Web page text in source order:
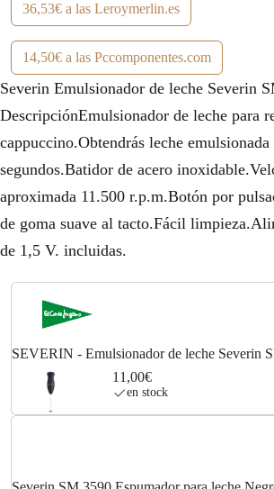
36,53€ a las Leroymerlin.es
14,50€ a las Pccomponentes.com
Severin Emulsionador de leche Severin
DescripciónEmulsionador de leche para
cappuccino.Obtendrás leche emulsionada
segundos.Batidor de acero
aproximada 11.500 r.p.m.Botón por
de goma suave al tacto.Fácil
de 1,5 V. incluidas.
SEVERIN - Emulsionador de leche Severin
11,00€
en stock